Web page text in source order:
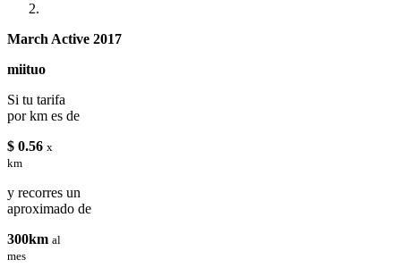
March Active 2017
miituo
Si tu tarifa
por km es de
$ 0.56 x
km
y recorres un
aproximado de
300km al
mes